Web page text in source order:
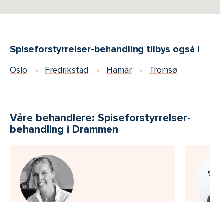
Spiseforstyrrelser-behandling tilbys også i
Oslo Fredrikstad Hamar Tromsø
Våre behandlere: Spiseforstyrrelser-
behandling i Drammen